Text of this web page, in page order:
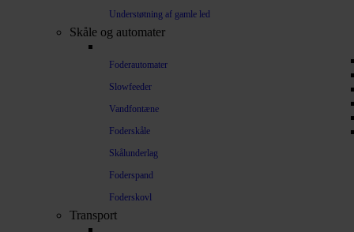
Understøtning af gamle led
Skåle og automater
Foderautomater
Slowfeeder
Vandfontæne
Foderskåle
Skålunderlag
Foderspand
Foderskovl
Transport